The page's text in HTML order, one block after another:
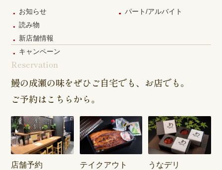
お知らせ
読み物
新店舗情報
キャンペーン
パート/アルバイト
Reservation
鰻の成瀬の味をぜひご自宅でも、お店でも。
ご予約はこちらから。
店舗予約 テイクアウト うなデリ